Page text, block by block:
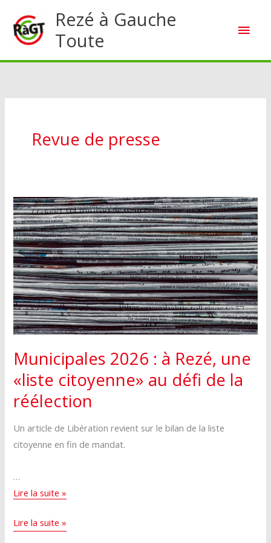
contenu
Rezé à Gauche
Toute
Revue de presse
Municipales 2026 : à Rezé, une
«liste citoyenne» au défi de la
réélection
Un article de Libération revient sur le bilan de la liste
citoyenne en fin de mandat.
…
Municipales
à
Lire la suite »
Municipales
Lire la suite »